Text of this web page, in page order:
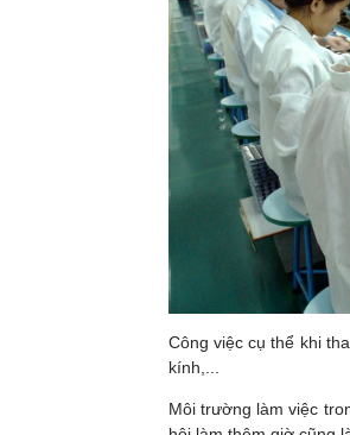
Công việc cụ thể khi
kính,...
Môi trường làm việc